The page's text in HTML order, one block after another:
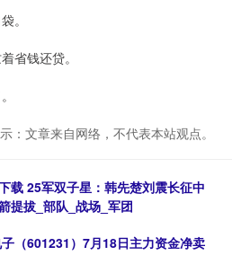
。
省钱还贷。
：文章来自网络，不代表本站观点。
载 25军双子星：韩先楚刘震长征中
提拔_部队_战场_军团
（601231）7月18日主力资金净卖